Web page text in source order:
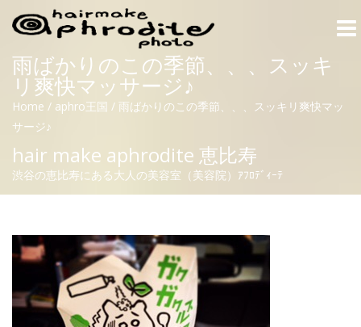
hair make aphrodite 恵比寿
渋谷の恵比寿にある大人の美容室（美容院）ｱﾌﾛﾃﾞｨｰﾃ
雨ばかりのこの季節、、、スッキ
リ爽快マッサージ♪
Home / aphro王国 / 雨ばかりのこの季節、、、スッキリ爽快マッ
サージ♪